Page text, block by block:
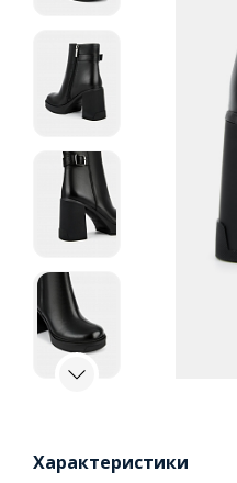
Акции / Новости
Адреса магазинов
Характеристики